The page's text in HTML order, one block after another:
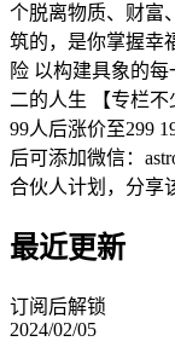
个脱离物质、财富
筑的，是你掌握幸
险 以构建具象的
二的人生 【专栏
99人后涨价至299
后可添加微信：
合伙人计划，分享
最近更新
订阅后解锁
2024/02/05